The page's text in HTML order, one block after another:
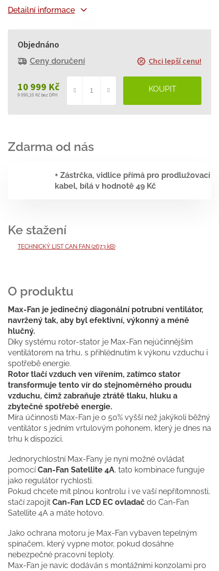
10 999 Kč
9 090,10 Kč bez DPH
cena:
Objednáno
Ceny doručení Chci lepší cenu!
+ Zástrčka, vidlice přímá pro prodlužovací
kabel, bílá v hodnotě 49 Kč
Detailní informace
TECHNICKÝ LIST CAN FAN (267.3 kB)
Max-Fan je jedinečný diagonální potrubní ventilátor,
navržený tak, aby byl efektivní, výkonný a méně
hlučný.
Díky systému rotor-stator je Max-Fan nejúčinnějším
ventilátorem na trhu, s přihlédnutím k výkonu vzduchu i
spotřebě energie.
Rotor tlačí vzduch ven vířením, zatímco stator
transformuje tento vír do stejnoměrného proudu
vzduchu, čímž zabraňuje ztrátě tlaku, hluku a
zbytečné spotřebě energie.
Míra účinnosti Max-Fan je o 50% vyšší než jakýkoli běžný
ventilátor s jedním vrtulovým pohonem, který je dnes na
trhu k dispozici.
Jednorychlostní Max-Fany je nyní možné ovládat
pomocí Can-Fan Satellite 4A, tato kombinace funguje
jako regulátor rychlosti.
Pokud chcete mít plnou kontrolu i ve vaší nepřítomnosti,
stačí zapojit Can-Fan LCD EC ovladač do Can-Fan
Satellite 4A a máte hotovo.
Jako ochrana motoru je Max-Fan vybaven tepelným
spínačem, který vypne motor, pokud dosáhne
nebezpečné pracovní teploty.
Max-Fan je navíc dodáván s montážními konzolami pro